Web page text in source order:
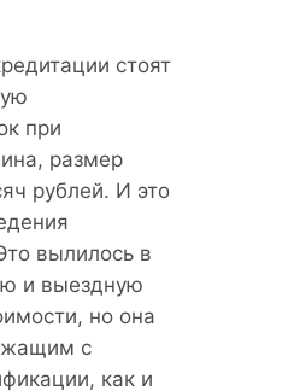
стоят
при
размер
рублей. И это
вылилось в
и выездную
но она
с
как и